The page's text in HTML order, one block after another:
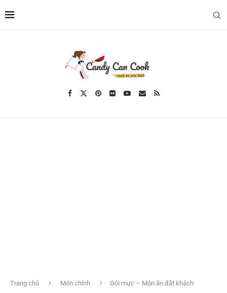
Trang chủ Món chính Gỏi mực – Món ăn đắt khách